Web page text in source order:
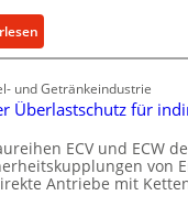
e
a
n
t
i
e
V
r
e
t
z
und Getränkeindustrie
Überlastschutz für
ECV und ECW
von
Antriebe mit